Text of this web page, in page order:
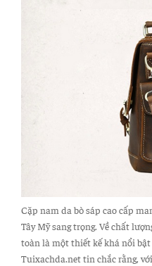
Cặp nam da bò sáp cao cấp
Tây Mỹ sang trọng. Về chất
toàn là một thiết kế khá nổi
Tuixachda.net tin chắc rằng,